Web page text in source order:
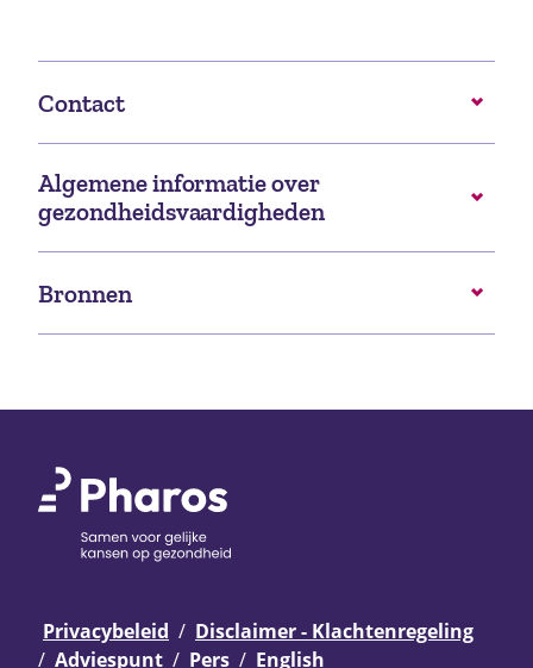
Contact
Algemene informatie over
gezondheidsvaardigheden
Bronnen
Privacybeleid
Disclaimer - Klachtenregeling
Adviespunt
Pers English